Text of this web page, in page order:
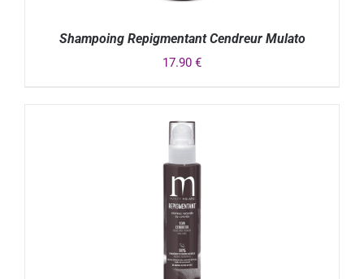
Shampoing Repigmentant Cendreur Mulato
17.90 €